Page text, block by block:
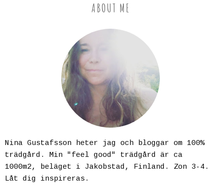
ABOUT ME
Nina Gustafsson heter jag och bloggar om 100%
trädgård. Min "feel good" trädgård är ca
1000m2, beläget i Jakobstad, Finland. Zon 3-4.
Låt dig inspireras.